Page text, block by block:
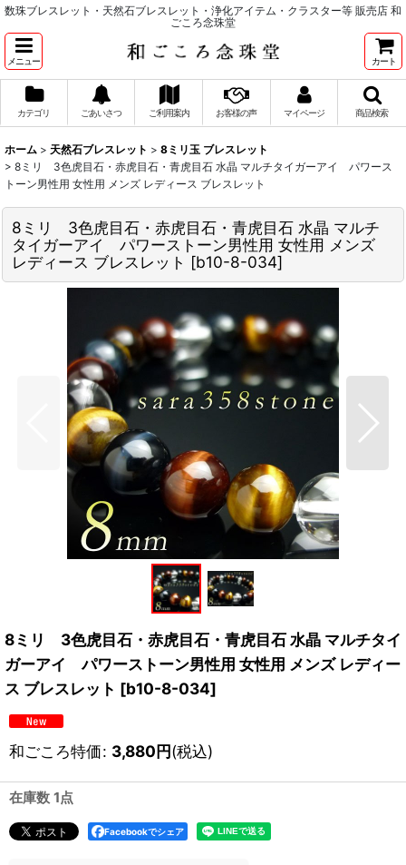
数珠ブレスレット・天然石ブレスレット・浄化アイテム・クラスター等 販売店 和
ごころ念珠堂
メニュー カート
カテゴリ ごあいさつ ご利用案内 お客様の声 マイページ 商品検索
ホーム > 天然石ブレスレット > 8ミリ玉 ブレスレット
> 8ミリ 3色虎目石・赤虎目石・青虎目石 水晶 マルチタイガーアイ パワース
トーン男性用 女性用 メンズ レディース ブレスレット
8ミリ 3色虎目石・赤虎目石・青虎目石 水晶 マルチ
タイガーアイ パワーストーン男性用 女性用 メンズ
レディース ブレスレット [b10-8-034]
8ミリ 3色虎目石・赤虎目石・青虎目石 水晶 マルチタイ
ガーアイ パワーストーン男性用 女性用 メンズ レディー
ス ブレスレット [b10-8-034]
和ごころ特価: 3,880円(税込)
在庫数 1点
Facebookでシェア